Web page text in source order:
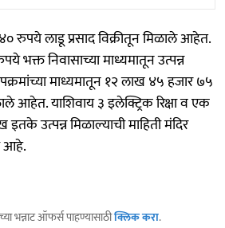
रुपये लाडू प्रसाद विक्रीतून मिळाले आहेत.
भक्त निवासाच्या माध्यमातून उत्पन्न
माध्यमातून १२ लाख ४५ हजार ७५
आहेत. याशिवाय ३ इलेक्ट्रिक रिक्षा व एक
उत्पन्न मिळाल्याची माहिती मंदिर
आहे.
भन्नाट ऑफर्स पाहण्यासाठीक्लिक करा.